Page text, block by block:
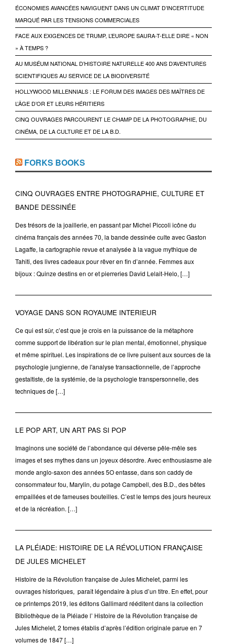
ÉCONOMIES AVANCÉES NAVIGUENT DANS UN CLIMAT D’INCERTITUDE
MARQUÉ PAR LES TENSIONS COMMERCIALES
FACE AUX EXIGENCES DE TRUMP, L’EUROPE SAURA-T-ELLE DIRE « NON
» À TEMPS ?
AU MUSÉUM NATIONAL D’HISTOIRE NATURELLE 400 ANS D’AVENTURES
SCIENTIFIQUES AU SERVICE DE LA BIODIVERSITÉ
HOLLYWOOD MILLENNIALS : LE FORUM DES IMAGES DES MAÎTRES DE
L’ÂGE D’OR ET LEURS HÉRITIERS
CINQ OUVRAGES PARCOURENT LE CHAMP DE LA PHOTOGRAPHIE, DU
CINÉMA, DE LA CULTURE ET DE LA B.D.
FORKS BOOKS
CINQ OUVRAGES ENTRE PHOTOGRAPHIE, CULTURE ET
BANDE DESSINÉE
Des trésors de la joaillerie, en passant par Michel Piccoli icône du
cinéma français des années 70, la bande dessinée culte avec Gaston
Lagaffe, la cartographie revue et analysée à la vague mythique de
Tahiti, des livres cadeaux pour rêver en fin d’année. Femmes aux
bijoux : Quinze destins en or et pierreries David Lelait-Helo, […]
VOYAGE DANS SON ROYAUME INTERIEUR
Ce qui est sûr, c’est que je crois en la puissance de la métaphore
comme support de libération sur le plan mental, émotionnel, physique
et même spirituel. Les inspirations de ce livre puisent aux sources de la
psychologie jungienne, de l'analyse transactionnelle, de l’approche
gestaltiste, de la systémie, de la psychologie transpersonnelle, des
techniques de […]
LE POP ART, UN ART PAS SI POP
Imaginons une société de l’abondance qui déverse pêle-mêle ses
images et ses mythes dans un joyeux désordre. Avec enthousiasme ale
monde anglo-saxon des années 5O entasse, dans son caddy de
consommateur fou, Marylin, du potage Campbell, des B.D., des bêtes
empaillées et de fameuses bouteilles. C’est le temps des jours heureux
et de la récréation. […]
LA PLÉIADE: HISTOIRE DE LA RÉVOLUTION FRANÇAISE
DE JULES MICHELET
Histoire de la Révolution française de Jules Michelet, parmi les
ouvrages historiques, paraît légendaire à plus d’un titre. En effet, pour
ce printemps 2019, les éditons Gallimard rééditent dans la collection
Bibliothèque de la Pléiade l’ Histoire de la Révolution française de
Jules Michelet, 2 tomes établis d’après l’édition originale parue en 7
volumes de 1847 […]